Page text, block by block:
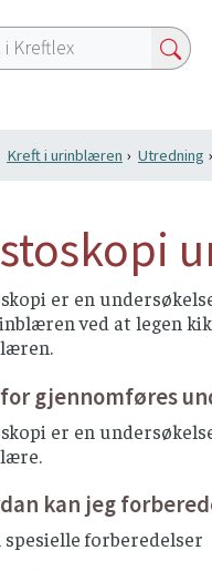
Kreft i urinblæren Utredning
er en
ved at legen
gjennomføres
er en
kan jeg
spesielle forberedelser